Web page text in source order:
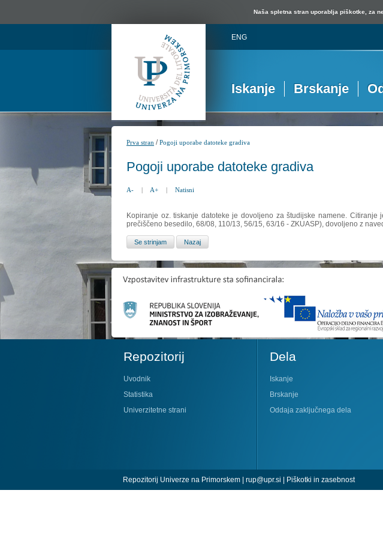
Naša spletna stran uporablja piškotke, za
ENG
Iskanje Brskanje
Prva stran /Pogoji uporabe datoteke gradiva
Pogoji uporabe datoteke gradiva
A- | A+ | Natisni
Kopiranje oz. tiskanje datoteke je dovoljeno za študijske namene.
prečiščeno besedilo, 68/08, 110/13, 56/15, 63/16 - ZKUASP), dovoljeno z
Repozitorij
Uvodnik
Statistika
Univerzitetne strani
Dela
Iskanje
Brskanje
Oddaja zaključnega dela
Repozitorij Univerze na Primorskem | rup@upr.si | Piškotki in zasebnost